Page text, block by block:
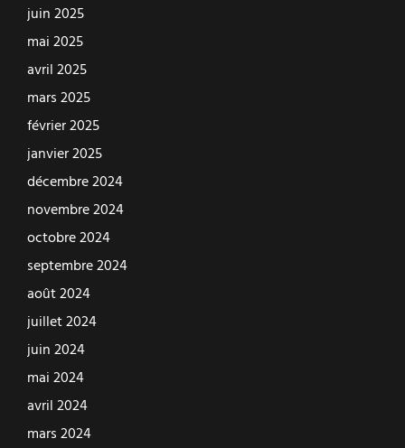
juin 2025
mai 2025
avril 2025
mars 2025
février 2025
janvier 2025
décembre 2024
novembre 2024
octobre 2024
septembre 2024
août 2024
juillet 2024
juin 2024
mai 2024
avril 2024
mars 2024